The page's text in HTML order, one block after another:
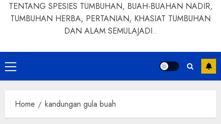
TENTANG SPESIES TUMBUHAN, BUAH-BUAHAN NADIR,
TUMBUHAN HERBA, PERTANIAN, KHASIAT TUMBUHAN
DAN ALAM SEMULAJADI..
Primary
Menu
Home kandungan gula buah